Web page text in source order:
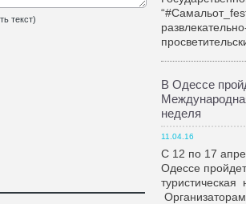
текст)
В Одессе
неделя
11.04.16
С 12 по 17
Одессе